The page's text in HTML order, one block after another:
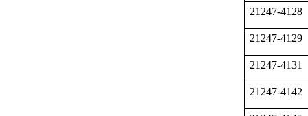
21247-4128
21247-4129
21247-4131
21247-4142